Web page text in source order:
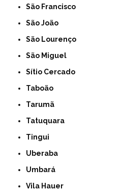
São Francisco
São João
São Lourenço
São Miguel
Sítio Cercado
Taboão
Tarumã
Tatuquara
Tingui
Uberaba
Umbará
Vila Hauer